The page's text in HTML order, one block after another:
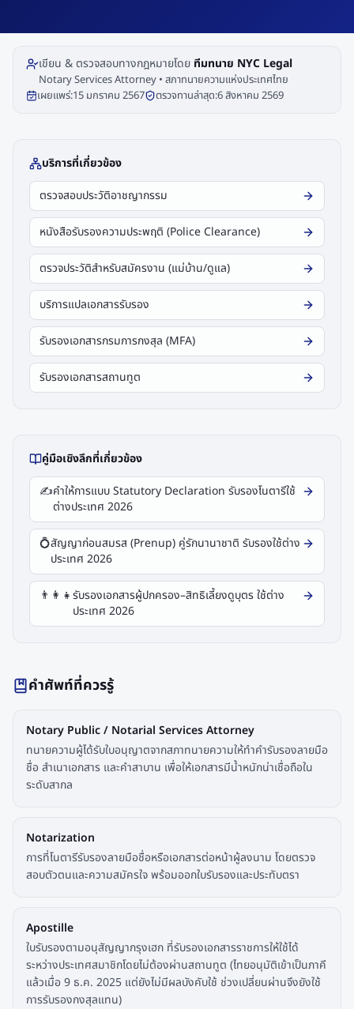
เขียน & ตรวจสอบทางกฎหมายโดย ทีมทนาย NYC Legal
Notary Services Attorney • สภาทนายความแห่งประเทศไทย
เผยแพร่:15 มกราคม 2567 ตรวจทานล่าสุด:6 สิงหาคม 2569
บริการที่เกี่ยวข้อง
ตรวจสอบประวัติอาชญากรรม
หนังสือรับรองความประพฤติ (Police Clearance)
ตรวจประวัติสำหรับสมัครงาน (แม่บ้าน/ดูแล)
บริการแปลเอกสารรับรอง
รับรองเอกสารกรมการกงสุล (MFA)
รับรองเอกสารสถานทูต
คู่มือเชิงลึกที่เกี่ยวข้อง
✍️คำให้การแบบ Statutory Declaration รับรองโนตารีใช้
ต่างประเทศ 2026
💍สัญญาก่อนสมรส (Prenup) คู่รักนานาชาติ รับรองใช้ต่าง
ประเทศ 2026
👨‍👩‍👧รับรองเอกสารผู้ปกครอง–สิทธิเลี้ยงดูบุตร ใช้ต่าง
ประเทศ 2026
คำศัพท์ที่ควรรู้
Notary Public / Notarial Services Attorney
ทนายความผู้ได้รับใบอนุญาตจากสภาทนายความให้ทำคำรับรองลายมือ
ชื่อ สำเนาเอกสาร และคำสาบาน เพื่อให้เอกสารมีน้ำหนักน่าเชื่อถือใน
ระดับสากล
Notarization
การที่โนตารีรับรองลายมือชื่อหรือเอกสารต่อหน้าผู้ลงนาม โดยตรวจ
สอบตัวตนและความสมัครใจ พร้อมออกใบรับรองและประทับตรา
Apostille
ใบรับรองตามอนุสัญญากรุงเฮก ที่รับรองเอกสารราชการให้ใช้ได้
ระหว่างประเทศสมาชิกโดยไม่ต้องผ่านสถานทูต (ไทยอนุมัติเข้าเป็นภาคี
แล้วเมื่อ 9 ธ.ค. 2025 แต่ยังไม่มีผลบังคับใช้ ช่วงเปลี่ยนผ่านจึงยังใช้
การรับรองกงสุลแทน)